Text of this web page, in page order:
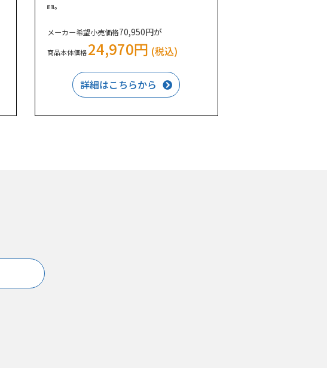
㎜。
メーカー希望小売価格70,950円が
商品本体価格24,970円 (税込)
詳細はこちらから